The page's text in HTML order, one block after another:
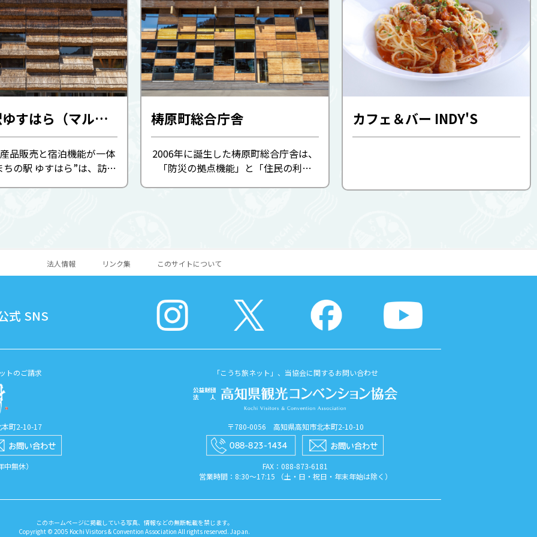
まちの駅ゆすはら（マルシェ・ユスハラ）
品販売と宿泊機能が一体
の駅 ゆすはら”は、訪れ
梼原町総合庁舎
2006年に誕生した梼原町総合庁舎は、
「防災の拠点機能」と「住民の利便
カフェ＆バー INDY'S
法人情報 リンク集 このサイトについて
式 SNS
トのご請求
町2-10-17
無休）
「こうち旅ネット」、当協会に関するお問い合わせ
〒780-0056 高知県高知市北本町2-10-10
FAX：088​-873​-6181
営業時間：8:30〜17:15 （土・日・祝日・年末年始は除く）
このホームページに掲載している写真、情報などの無断転載を禁じます。
Copyright © 2005 Kochi Visitors & Convention Association All rights reserved. Japan.